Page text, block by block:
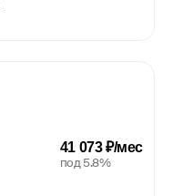
41 073 ₽/мес
под 5.8%